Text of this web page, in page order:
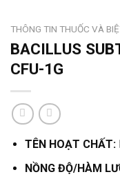
THÔNG TIN THUỐC VÀ
BACILLUS
CFU-1G
TÊN HOẠT CHẤT:
NỒNG ĐỘ/HÀM